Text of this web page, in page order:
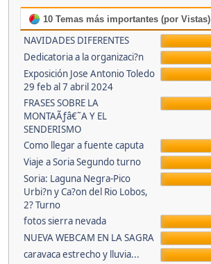
10 Temas más importantes (por Vistas)
NAVIDADES DIFERENTES
Dedicatoria a la organizaci?n
Exposición Jose Antonio Toledo
29 feb al 7 abril 2024
FRASES SOBRE LA
MONTAÃƒâ€˜A Y EL
SENDERISMO
Como llegar a fuente caputa
Viaje a Soria Segundo turno
Soria: Laguna Negra-Pico
Urbi?n y Ca?on del Rio Lobos,
2? Turno
fotos sierra nevada
NUEVA WEBCAM EN LA SAGRA
caravaca estrecho y lluvia...